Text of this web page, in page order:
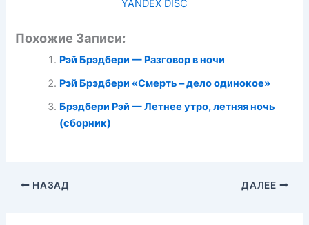
YANDEX DISC
Похожие Записи:
Рэй Брэдбери — Разговор в ночи
Рэй Брэдбери «Смерть – дело одинокое»
Брэдбери Рэй — Летнее утро, летняя ночь
(сборник)
НАЗАД ДАЛЕЕ